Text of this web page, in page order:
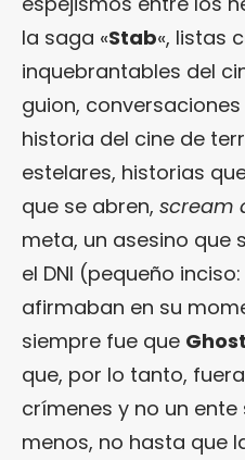
la saga «Stab«, listas
inquebrantables del
guion,
historia del cine de
estelares, historias
que se abren, scream
meta, un asesino que
el DNI (pequeño inciso:
afirmaban en su
siempre fue que
que, por lo tanto,
crímenes y no un
menos, no hasta que